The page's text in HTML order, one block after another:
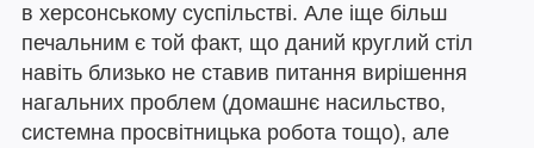
в херсонському суспільстві. Але іще більш
печальним є той факт, що даний круглий стіл
навіть близько не ставив питання вирішення
нагальних проблем (домашнє насильство,
системна просвітницька робота тощо), але